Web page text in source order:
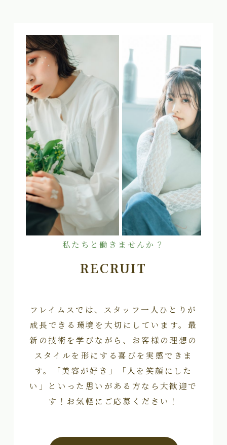
私たちと働きませんか？
RECRUIT
フレイムスでは、スタッフ一人ひとりが
成長できる環境を大切にしています。最
新の技術を学びながら、お客様の理想の
スタイルを形にする喜びを実感できま
す。「美容が好き」「人を笑顔にした
い」といった思いがある方なら大歓迎で
す！お気軽にご応募ください！